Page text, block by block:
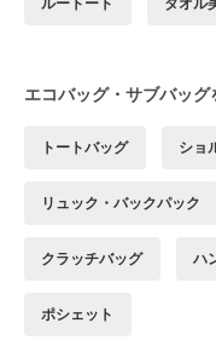
エコバッグ・サブバッ
トートバッグ ショ
リュック・バックパック
クラッチバッグ ハ
ポシェット